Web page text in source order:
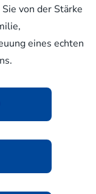
von der Stärke
eines echten